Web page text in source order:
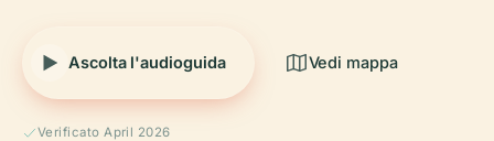
Ascolta l'audioguida Vedi mappa
Verificato April 2026